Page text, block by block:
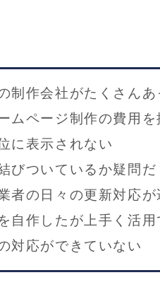
制作会社がたくさん
ムページ制作の費用を
に表示されない
びついているか疑問だ
者の日々の更新対応が
自作したが上手く活
対応ができていない